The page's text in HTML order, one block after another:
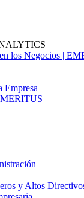
los Negocios |
Empresa
y Altos